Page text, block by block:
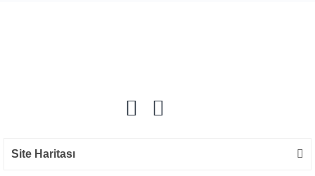
Site Haritası